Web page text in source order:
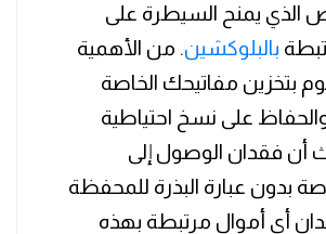
الذي يمنح السيطرة على
بالبلوكشين. من الأهمية
بتخزين مفاتيحك الخاصة
على نسخ احتياطية
أن فقدان الوصول إلى
بدون عبارة البذرة للمحفظة
أي أموال مرتبطة بهذه